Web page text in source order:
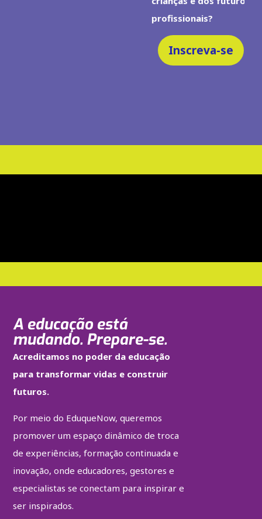
profissionais?
Inscreva-se
A educação está
mudando. Prepare-se.
Acreditamos no poder da educação
para transformar vidas e construir
futuros.
Por meio do EduqueNow, queremos
promover um espaço dinâmico de troca
de experiências, formação continuada e
inovação, onde educadores, gestores e
especialistas se conectam para inspirar e
ser inspirados.